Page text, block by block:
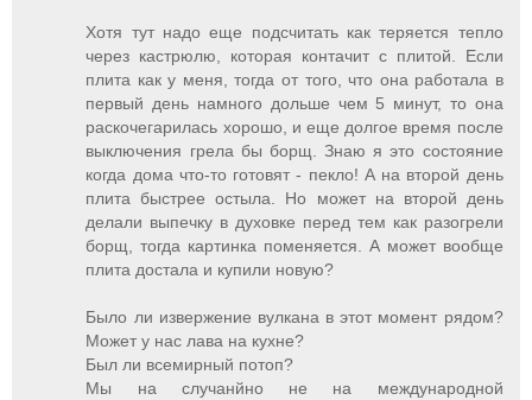
Хотя тут надо еще подсчитать как теряется тепло
через кастрюлю, которая контачит с плитой. Если
плита как у меня, тогда от того, что она работала в
первый день намного дольше чем 5 минут, то она
раскочегарилась хорошо, и еще долгое время после
выключения грела бы борщ. Знаю я это состояние
когда дома что-то готовят - пекло! А на второй день
плита быстрее остыла. Но может на второй день
делали выпечку в духовке перед тем как разогрели
борщ, тогда картинка поменяется. А может вообще
плита достала и купили новую?
Было ли извержение вулкана в этот момент рядом?
Может у нас лава на кухне?
Был ли всемирный потоп?
Мы на случанйно не на международной